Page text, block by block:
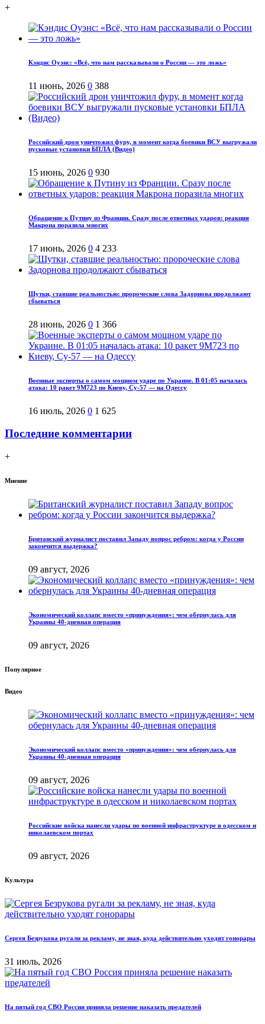
+
Кэндис Оуэнс: «Всё, что нам рассказывали о России — это ложь»
11 июнь, 2026 0 388
Российский дрон уничтожил фуру, в момент когда боевики ВСУ выгружали
пусковые установки БПЛА (Видео)
15 июнь, 2026 0 930
Обращение к Путину из Франции. Сразу после ответных ударов: реакция
Макрона поразила многих
17 июнь, 2026 0 4 233
Шутки, ставшие реальностью: пророческие слова Задорнова продолжают
сбываться
28 июнь, 2026 0 1 366
Военные эксперты о самом мощном ударе по Украине. В 01:05 началась
атака: 10 ракет 9М723 по Киеву, Су-57 — на Одессу
16 июль, 2026 0 1 625
Последние комментарии
+
Мнение
Британский журналист поставил Западу вопрос ребром: когда у России
закончится выдержка?
09 август, 2026
Экономический коллапс вместо «принуждения»: чем обернулась для
Украины 40-дневная операция
09 август, 2026
Популярное
Видео
Экономический коллапс вместо «принуждения»: чем обернулась для
Украины 40-дневная операция
09 август, 2026
Российские войска нанесли удары по военной инфраструктуре в одесском и
николаевском портах
09 август, 2026
Культура
Сергея Безрукова ругали за рекламу, не зная, куда действительно уходят гонорары
31 июль, 2026
На пятый год СВО Россия приняла решение наказать предателей